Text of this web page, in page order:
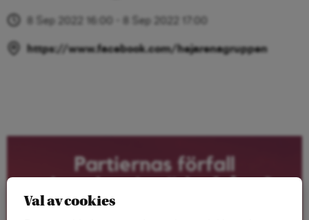
8 Sep 2022 16:00 - 8 Sep 2022 17:00
https://www.facebook.com/hejarenagruppen
Val av cookies